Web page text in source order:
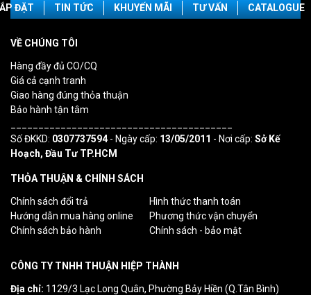
ĐẶT TIN TỨC KHUYẾN MÃI TƯ VẤN CATALOGUE
VỀ CHÚNG TÔI
Hàng đầy đủ CO/CQ
Giá cả cạnh tranh
Giao hàng đúng thỏa thuận
Bảo hành tận tâm
Số ĐKKD: 0307737594- Ngày cấp: 13/05/2011 - Nơi cấp: Sở Kế
Hoạch, Đầu Tư TP.HCM
THỎA THUẬN & CHÍNH SÁCH
Chính sách đổi trả
Hình thức thanh toán
Hướng dẫn mua hàng online
Phương thức vận chuyển
Chính sách bảo hành
Chính sách - bảo mật
CÔNG TY TNHH THUẬN HIỆP THÀNH
Địa chỉ: 1129/3 Lạc Long Quân, Phường Bảy Hiền (Q.Tân Bình)